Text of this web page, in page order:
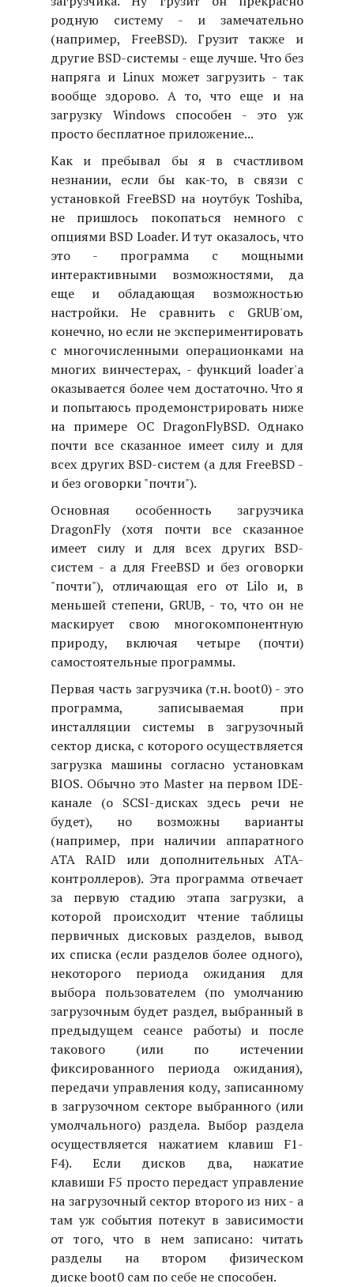
родную систему - и замечательно
(например, FreeBSD). Грузит также и
другие BSD-системы - еще лучше. Что без
напряга и Linux может загрузить - так
вообще здорово. А то, что еще и на
загрузку Windows способен - это уж
просто бесплатное приложение...
Как и пребывал бы я в счастливом
незнании, если бы как-то, в связи с
установкой FreeBSD на ноутбук Toshiba,
не пришлось покопаться немного с
опциями BSD Loader. И тут оказалось, что
это - программа с мощными
интерактивными возможностями, да
еще и обладающая возможностью
настройки. Не сравнить с GRUB'ом,
конечно, но если не экспериментировать
с многочисленными операционками на
многих винчестерах, - функций loader'а
оказывается более чем достаточно. Что я
и попытаюсь продемонстрировать ниже
на примере ОС DragonFlyBSD. Однако
почти все сказанное имеет силу и для
всех других BSD-систем (а для FreeBSD -
и без оговорки "почти").
Основная особенность загрузчика
DragonFly (хотя почти все сказанное
имеет силу и для всех других BSD-
систем - а для FreeBSD и без оговорки
"почти"), отличающая его от Lilo и, в
меньшей степени, GRUB, - то, что он не
маскирует свою многокомпонентную
природу, включая четыре (почти)
самостоятельные программы.
Первая часть загрузчика (т.н. boot0) - это
программа, записываемая при
инсталляции системы в загрузочный
сектор диска, с которого осуществляется
загрузка машины согласно установкам
BIOS. Обычно это Master на первом IDE-
канале (о SCSI-дисках здесь речи не
будет), но возможны варианты
(например, при наличии аппаратного
ATA RAID или дополнительных ATA-
контроллеров). Эта программа отвечает
за первую стадию этапа загрузки, а
которой происходит чтение таблицы
первичных дисковых разделов, вывод
их списка (если разделов более одного),
некоторого периода ожидания для
выбора пользователем (по умолчанию
загрузочным будет раздел, выбранный в
предыдущем сеансе работы) и после
такового (или по истечении
фиксированного периода ожидания),
передачи управления коду, записанному
в загрузочном секторе выбранного (или
умолчального) раздела. Выбор раздела
осуществляется нажатием клавиш F1-
F4). Если дисков два, нажатие
клавиши F5 просто передаст управление
на загрузочный сектор второго из них - а
там уж события потекут в зависимости
от того, что в нем записано: читать
разделы на втором физическом
диске boot0 сам по себе не способен.